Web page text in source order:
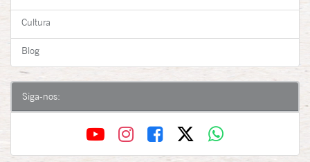
Cultura
Blog
Siga-nos: